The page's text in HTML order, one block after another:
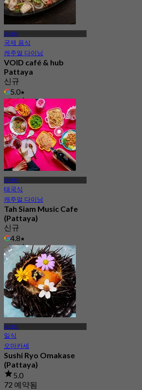
파타야
국제 음식
캐주얼 다이닝
VOID café & hub
Pattaya
신규
5.0
에서฿ 230
파타야
태국식
캐주얼 다이닝
Tah Siam Music Cafe
(Pattaya)
신규
4.8
에서฿ 572
파타야
일식
오마카세
Sushi Ryo Omakase
(Pattaya)
5.0
72 예약됨